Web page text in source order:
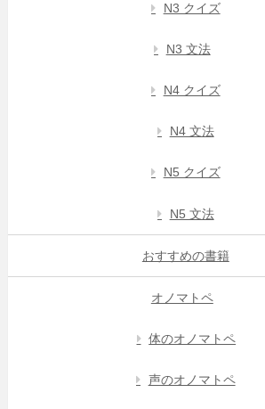
N3 クイズ
N3 文法
N4 クイズ
N4 文法
N5 クイズ
N5 文法
おすすめの書籍
オノマトペ
体のオノマトペ
声のオノマトペ